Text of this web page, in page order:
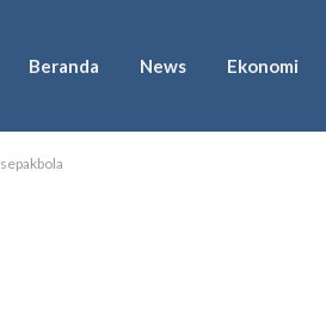
Beranda News Ekonomi
sepakbola